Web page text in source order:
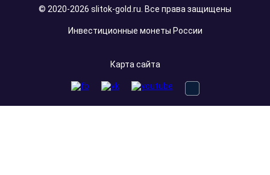
© 2020-2026 slitok-gold.ru. Все права защищены
Инвестиционные монеты России
Карта сайта